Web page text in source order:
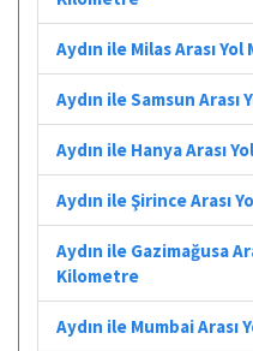
Aydın ile Milas Arası
Aydın ile Samsun
Aydın ile Hanya Arası
Aydın ile Şirince Arası
Aydın ile Gazimağusa
Kilometre
Aydın ile Mumbai